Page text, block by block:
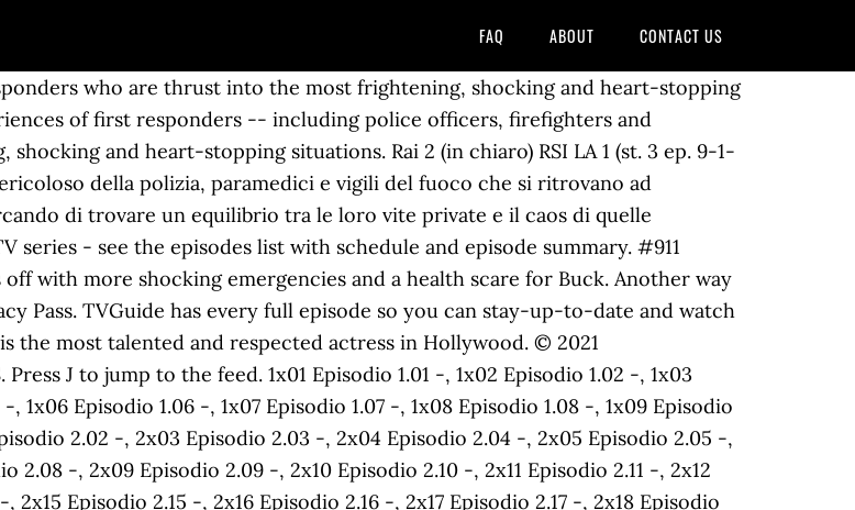
FAQ ABOUT CONTACT US
IMDb Picks IMDb Podcasts. 9-1-1 series have most talented and award-winning star cast. The beginning seemed a little too hectic and fast-paced but I've grown to really enjoy this show. 9-1-1, Serie drammatica che esplora il mondo frenetico e pericoloso della polizia, paramedici e vigili del fuoco che si ritrovano ad affrontare le situazioni più spaventose e scioccanti, cercando di trovare un equilibrio tra le loro vite private e il caos di quelle lavorative. Rai 1 è il primo canale televisivo della Rai. 9-1-1, Serie drammatica che esplora il mondo frenetico e pericoloso della polizia, paramedici e vigili del fuoco che si ritrovano ad affrontare le.. TVGuide has every full episode so you can stay-up-to-date and watch your favorite show Rescue 911 anytime, anywhere. Cloudflare Ray ID: 60cc963fc99e4256 extm3u #extinf:-1,[color yellow]>>>bikerdays free list<<<[/color] skip #extinf:-1,[color green]--- hrvatski programi ---[/color] s1kip #extinf:0,hrt 1 Ryan Murphy, Brad Falchuk and Tim Minear reimagine the procedural drama with "9-1-1." In this ways, you can also download subtitles in many languages. It airs on the … Angela Bassett played lead actress role of Athena Grant, LAPD patrol sergeant in 911. 911, la serie tv americana più appassionante degli ultimi tempi, sta per approdare su Rai 2 con la prima stagione. If you are at an office or shared network, you can ask the network administrator to run a scan across the network looking for misconfigured or infected devices. The hit cop and medical drama 911 returns for its 2019 winter premiere, with all-new season 2 episodes tonight, on March 18, 2019. Rai 2, il canale generalista rivolto ad un pubblico giovane ricco di reality, intrattenimento, serie tv, telefilm, docufiction, informazione, cartoni animati e sport 20 – 20 21 – RAI 4 22 – IRIS 23 – RAI 5 24 – RAI MOVIE 25 – RAI PREMIUM 26 – CIELO 27 – PARAMOUNT CHANNEL 28 – TV 2000 29 – … Awards & Events. La serie tv 911 streaming sarà disponibile contemporaneamente alla diretta televisiva sull’app ufficiale della Rai. 911 2 stagione è già stato disponibile in streaming a pagamento, grazie al servizio NOWTV, per un certo periodo di tempo. La serie segue le vicende di poliziotti, paramedici e vigili del fuoco di Los Angeles, sia sul lavoro che nella vita privata. Completing the CAPTCHA proves you are a human and gives you temporary access to the web property. If you are on a personal connection, like at home, you can run an anti-virus scan on your device to make sure it is not infected with malware. 911 la prima stagione in replica su Rai 2 in attesa della seconda. LCN 10 – 19: Canali Locali diversi per ogni regione. 9-1-1 [HD], in Streaming su Film Senza Limiti. This show focuses on the first responders who deal with crazy, stressful situations and their own messy personal lives. 911 Italia serie TV. Your IP: 109.228.18.65 La pagina italiana della serie sugli operatori del 9-1-1, vigili del fuoco, paramedici ed agenti 911 season 2 trailer: Watch it here You can get a glimpse of the chaos set to hit Los Angeles in season two in this full-length trailer that was released at the start of August. 7) Opere audiovisive correlate; Spin-off: 9-1-1: Lone Star: 9-1-1 è una serie televisiva statunitense di genere action police procedural drama creata da Ryan Murphy e Brad Falchuk. CAST OF 911 SEASON 2. Please enable Cookies and reload the page. You may need to download version 2.0 now from the Chrome Web Store. A woman in South Florida called 911 after a bullet came through her car's windshield -- but d